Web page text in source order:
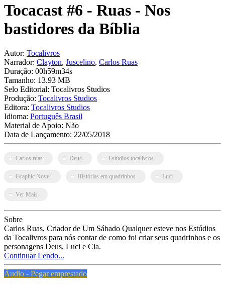
Tocacast #6 - Ruas - Nos
bastidores da Bíblia
Autor: Tocalivros
Narrador: Clayton, Juscelino, Carlos Ruas
Duração: 00h59m34s
Tamanho: 13.93 MB
Selo Editorial: Tocalivros Studios
Produção: Tocalivros Studios
Editora: Tocalivros Studios
Idioma: Português Brasil
Material de Apoio: Não
Data de Lançamento: 22/05/2018
Carlos ruas Deus Estúdios tocalivros
Graphic Novel Histórias em quadrinhos Luci
Ver Mais
Sobre
Carlos Ruas, Criador de Um Sábado Qualquer esteve nos Estúdios
da Tocalivros para nós contar de como foi criar seus quadrinhos e os
personagens Deus, Luci e Cia.
Continuar Lendo...
Áudio - Pegar emprestado